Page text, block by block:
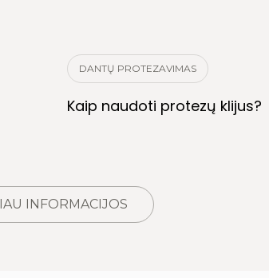
DANTŲ PROTEZAVIMAS
Kaip naudoti protezų klijus?
INFORMACIJOS